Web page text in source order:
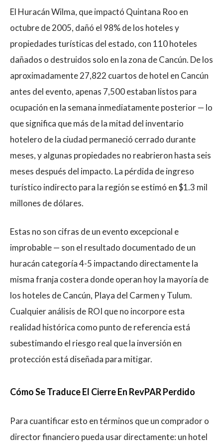
El Huracán Wilma, que impactó Quintana Roo en
octubre de 2005, dañó el 98% de los hoteles y
propiedades turísticas del estado, con 110 hoteles
dañados o destruidos solo en la zona de Cancún. De los
aproximadamente 27,822 cuartos de hotel en Cancún
antes del evento, apenas 7,500 estaban listos para
ocupación en la semana inmediatamente posterior — lo
que significa que más de la mitad del inventario
hotelero de la ciudad permaneció cerrado durante
meses, y algunas propiedades no reabrieron hasta seis
meses después del impacto. La pérdida de ingreso
turístico indirecto para la región se estimó en $1.3 mil
millones de dólares.
Estas no son cifras de un evento excepcional e
improbable — son el resultado documentado de un
huracán categoría 4-5 impactando directamente la
misma franja costera donde operan hoy la mayoría de
los hoteles de Cancún, Playa del Carmen y Tulum.
Cualquier análisis de ROI que no incorpore esta
realidad histórica como punto de referencia está
subestimando el riesgo real que la inversión en
protección está diseñada para mitigar.
Cómo Se Traduce El Cierre En RevPAR Perdido
Para cuantificar esto en términos que un comprador o
director financiero pueda usar directamente: un hotel